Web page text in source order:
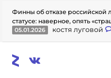
Финны об отказе российской
статусе: наверное, опять
05.01.2026
костя луговой